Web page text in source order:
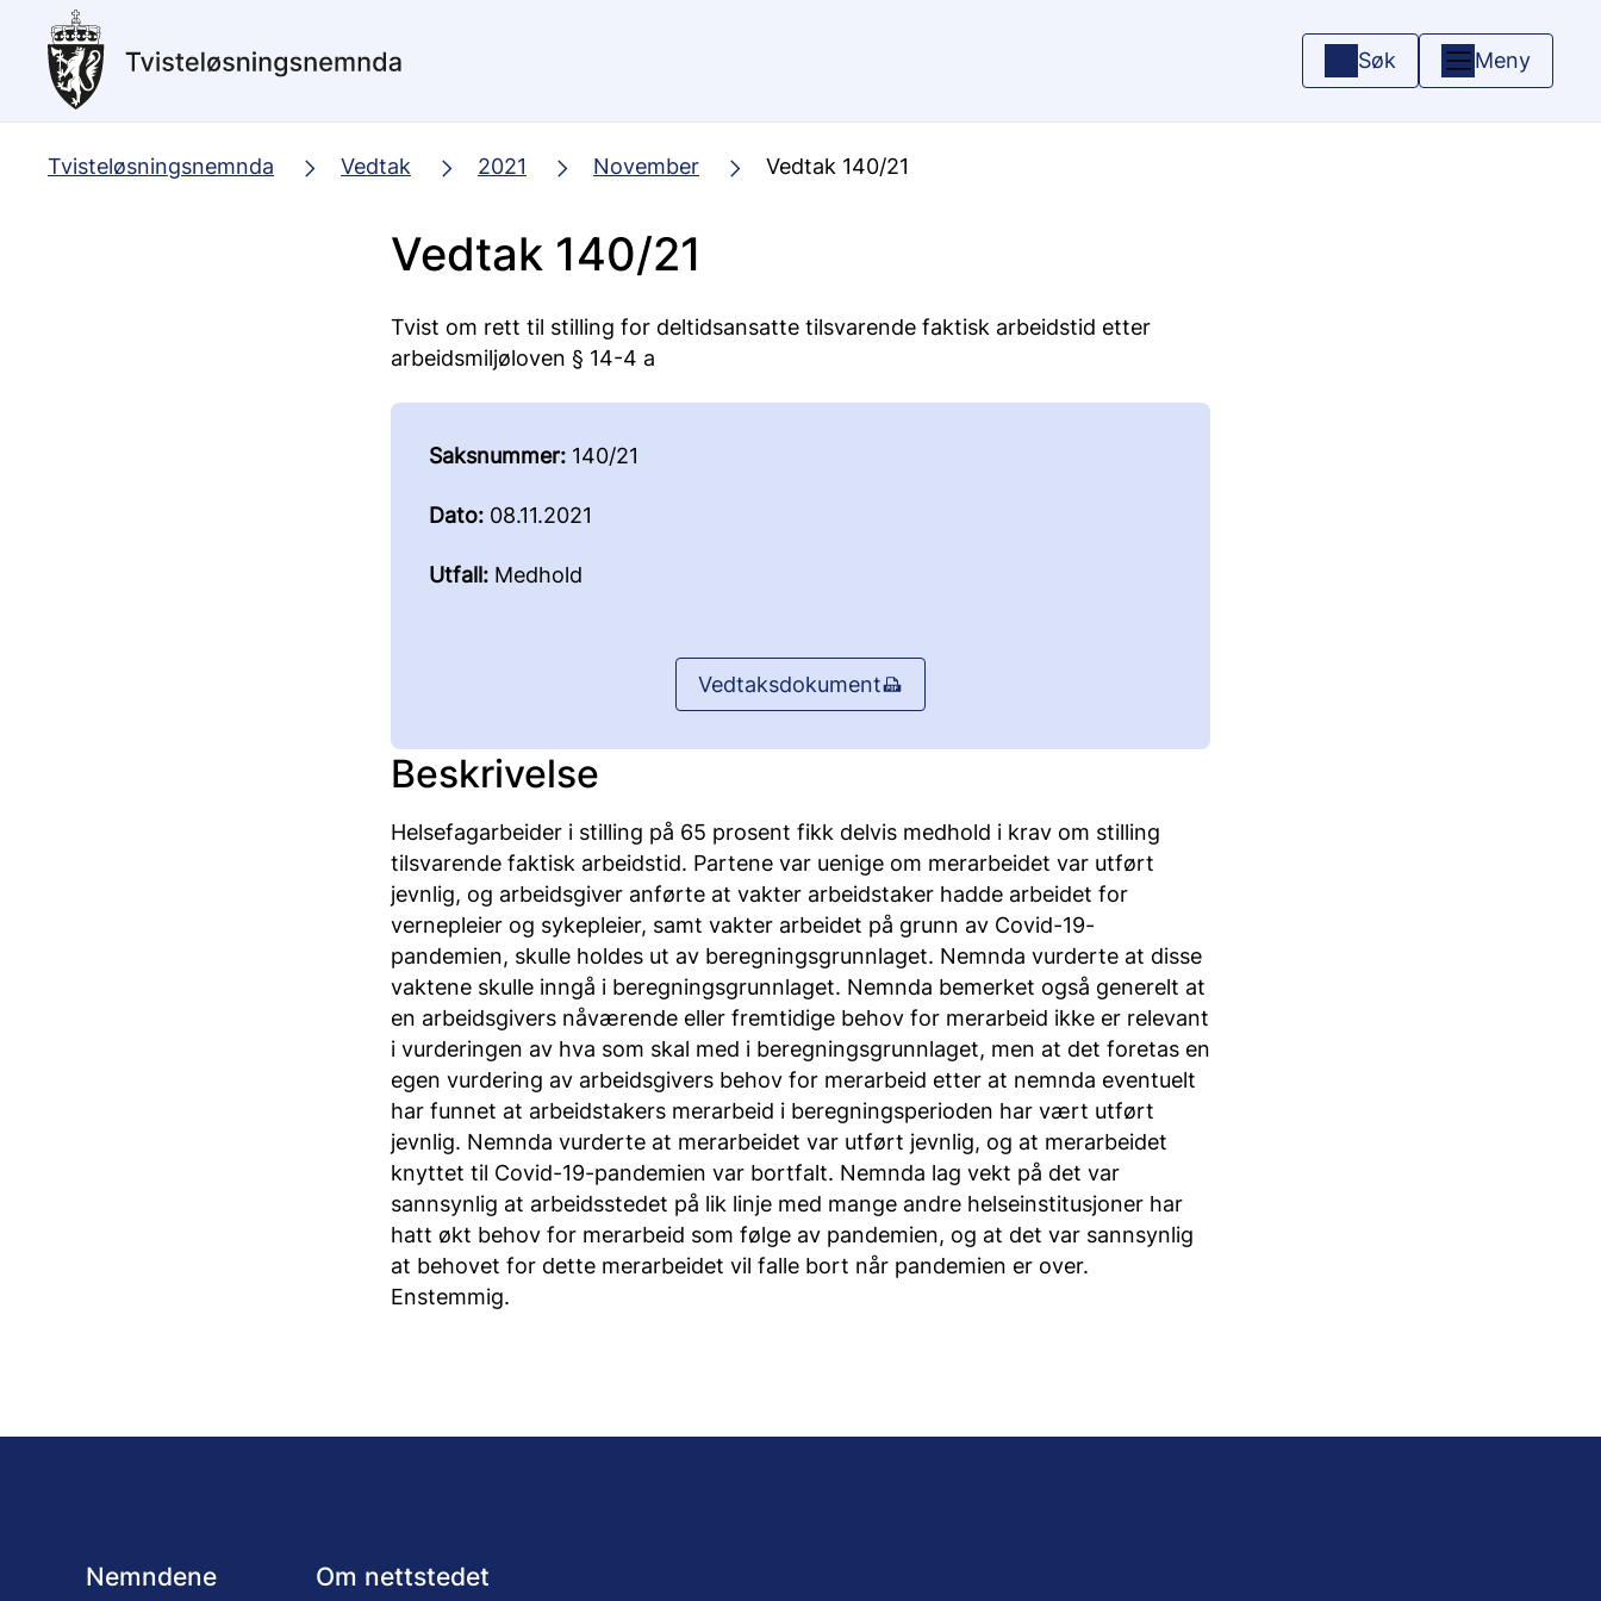
hovedinnhold
Søk Meny
Tvisteløsningsnemnda Vedtak 2021 November Vedtak 140/21
Vedtak 140/21
Tvist om rett til stilling for deltidsansatte tilsvarende faktisk arbeidstid etter
arbeidsmiljøloven § 14-4 a
Saksnummer: 140/21
Dato: 08.11.2021
Utfall: Medhold
Vedtaksdokument
Beskrivelse
Helsefagarbeider i stilling på 65 prosent fikk delvis medhold i krav om stilling
tilsvarende faktisk arbeidstid. Partene var uenige om merarbeidet var utført
jevnlig, og arbeidsgiver anførte at vakter arbeidstaker hadde arbeidet for
vernepleier og sykepleier, samt vakter arbeidet på grunn av Covid-19-
pandemien, skulle holdes ut av beregningsgrunnlaget. Nemnda vurderte at disse
vaktene skulle inngå i beregningsgrunnlaget. Nemnda bemerket også generelt at
en arbeidsgivers nåværende eller fremtidige behov for merarbeid ikke er relevant
i vurderingen av hva som skal med i beregningsgrunnlaget, men at det foretas en
egen vurdering av arbeidsgivers behov for merarbeid etter at nemnda eventuelt
har funnet at arbeidstakers merarbeid i beregningsperioden har vært utført
jevnlig. Nemnda vurderte at merarbeidet var utført jevnlig, og at merarbeidet
knyttet til Covid-19-pandemien var bortfalt. Nemnda lag vekt på det var
sannsynlig at arbeidsstedet på lik linje med mange andre helseinstitusjoner har
hatt økt behov for merarbeid som følge av pandemien, og at det var sannsynlig
at behovet for dette merarbeidet vil falle bort når pandemien er over.
Enstemmig.
Nemndene Om nettstedet